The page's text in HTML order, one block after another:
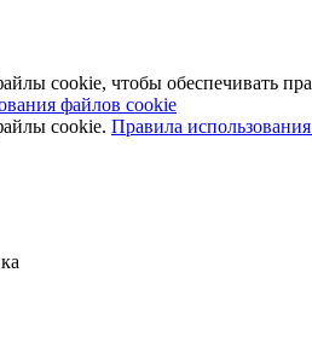
cookie, чтобы обеспечивать
файлов cookie
cookie. Правила